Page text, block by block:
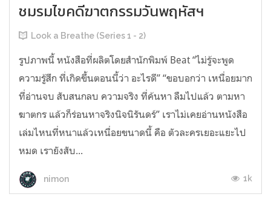
ชมรมไขคดีฆาตกรรมวันพฤหัสฯ
Look a Breathe (Series 1 - 2)
รูปภาพนี้ หนังสือที่ผลิตโดยสำนักพิมพ์ Beat “ไม่รู้จะพูด
ความรู้สึก ที่เกิดขึ้นตอนนี้ว่า อะไรดี” “ขอบอกว่า เหนื่อยมาก
ที่อ่านจบ สับสนกลบ ความจริง ที่ค้นหา ลืมไปแล้ว ตามหา
ฆาตกร แล้วก็ร่อนหาจริงนิจนิรันดร์” เราไม่เคยอ่านหนังสือ
เล่มไหนที่หนาแล้วเหนื่อยขนาดนี้ คือ ตัวละครเยอะแยะไป
หมด เรายังสับ...
nimon 1k